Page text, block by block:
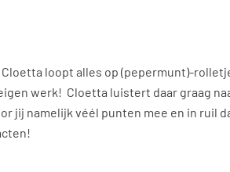
loopt alles op (pepermunt)-
werk! Cloetta luistert daar graag
jij namelijk véél punten mee en in ruil